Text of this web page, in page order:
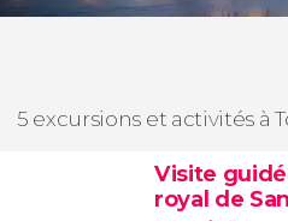
5 excursions et activités à
Visite
royal de